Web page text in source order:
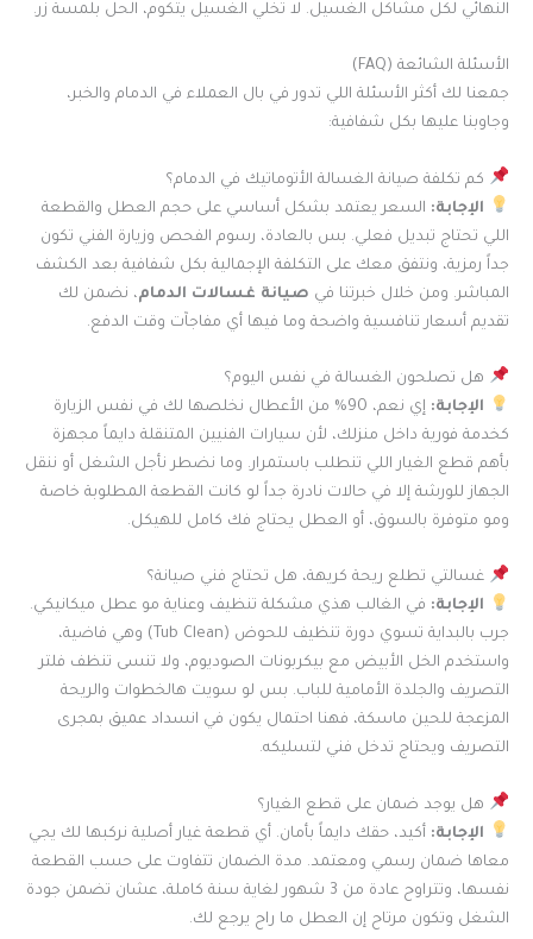
النهائي لكل مشاكل الغسيل. لا تخلي الغسيل يتكوم، الحل بلمسة زر.
الأسئلة الشائعة (FAQ)
جمعنا لك أكثر الأسئلة اللي تدور في بال العملاء في الدمام والخبر،
وجاوبنا عليها بكل شفافية:
كم تكلفة صيانة الغسالة الأتوماتيك في الدمام؟
الإجابة: السعر يعتمد بشكل أساسي على حجم العطل والقطعة
اللي تحتاج تبديل فعلي. بس بالعادة، رسوم الفحص وزيارة الفني تكون
جداً رمزية، ونتفق معك على التكلفة الإجمالية بكل شفافية بعد الكشف
المباشر. ومن خلال خبرتنا في صيانة غسالات الدمام، نضمن لك
تقديم أسعار تنافسية واضحة وما فيها أي مفاجآت وقت الدفع.
هل تصلحون الغسالة في نفس اليوم؟
الإجابة:
إي نعم، 90% من الأعطال نخلصها لك في نفس الزيارة
كخدمة فورية داخل منزلك، لأن سيارات الفنيين المتنقلة دايماً مجهزة
بأهم قطع الغيار اللي تنطلب باستمرار. وما نضطر نأجل الشغل أو ننقل
الجهاز للورشة إلا في حالات نادرة جداً لو كانت القطعة المطلوبة خاصة
ومو متوفرة بالسوق، أو العطل يحتاج فك كامل للهيكل.
غسالتي تطلع ريحة كريهة، هل تحتاج فني صيانة؟
الإجابة: في الغالب هذي مشكلة تنظيف وعناية مو عطل ميكانيكي.
جرب بالبداية تسوي دورة تنظيف للحوض (Tub Clean) وهي فاضية،
واستخدم الخل الأبيض مع بيكربونات الصوديوم، ولا تنسى تنظف فلتر
التصريف والجلدة الأمامية للباب. بس لو سويت هالخطوات والريحة
المزعجة للحين ماسكة، فهنا احتمال يكون في انسداد عميق بمجرى
التصريف ويحتاج تدخل فني لتسليكه.
هل يوجد ضمان على قطع الغيار؟
الإجابة: أكيد، حقك دايماً بأمان. أي قطعة غيار أصلية نركبها لك يجي
معاها ضمان رسمي ومعتمد. مدة الضمان تتفاوت على حسب القطعة
نفسها، وتتراوح عادة من 3 شهور لغاية سنة كاملة، عشان تضمن جودة
الشغل وتكون مرتاح إن العطل ما راح يرجع لك.